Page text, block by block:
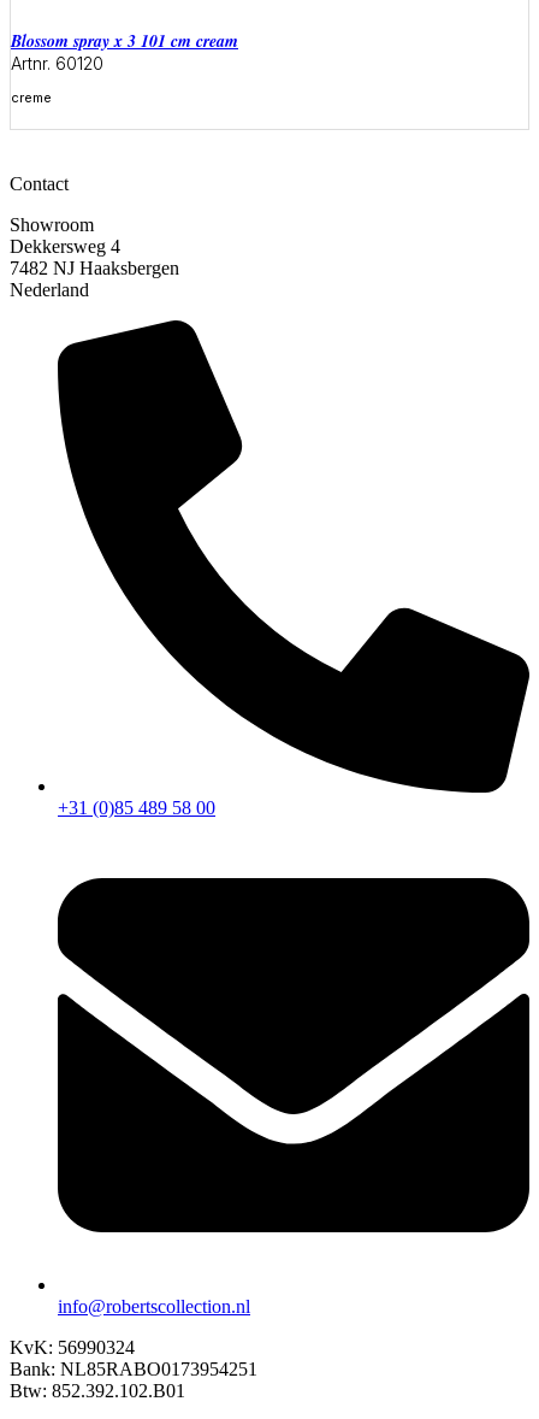
blossom spray x 3 101 cm cream
Artnr. 60120
creme
Contact
Showroom
Dekkersweg 4
7482 NJ Haaksbergen
Nederland
+31 (0)85 489 58 00
info@robertscollection.nl
KvK: 56990324
Bank: NL85RABO0173954251
Btw: 852.392.102.B01